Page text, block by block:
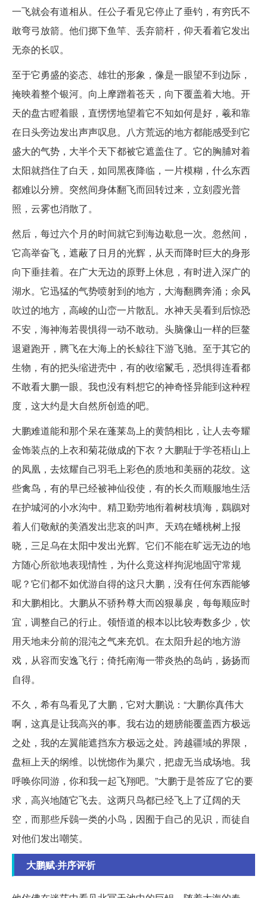
一飞就会有道相从。任公子看见它停止了垂钓，有穷氏不
敢弯弓放箭。他们掷下鱼竿、丢弃箭杆，仰天看着它发出
无奈的长叹。
至于它勇盛的姿态、雄壮的形象，像是一眼望不到边际，
掩映着整个银河。向上摩蹭着苍天，向下覆盖着大地。开
天的盘古瞪着眼，直愣愣地望着它不知如何是好，羲和靠
在日头旁边发出声声叹息。八方荒远的地方都能感受到它
盛大的气势，大半个天下都被它遮盖住了。它的胸脯对着
太阳就挡住了白天，如同黑夜降临，一片模糊，什么东西
都难以分辨。突然间身体翻飞而回转过来，立刻霞光普
照，云雾也消散了。
然后，每过六个月的时间就它到海边歇息一次。忽然间，
它高举奋飞，遮蔽了日月的光辉，从天而降时巨大的身形
向下垂挂着。在广大无边的原野上休息，有时进入深广的
湖水。它迅猛的气势喷射到的地方，大海翻腾奔涌；余风
吹过的地方，高峻的山峦一片散乱。水神天吴看到后惊恐
不安，海神海若畏惧得一动不敢动。头脑像山一样的巨鳌
退避跑开，腾飞在大海上的长鲸往下游飞驰。至于其它的
生物，有的把头缩进壳中，有的收缩鬣毛，恐惧得连看都
不敢看大鹏一眼。我也没有料想它的神奇怪异能到这种程
度，这大约是大自然所创造的吧。
大鹏难道能和那个呆在蓬莱岛上的黄鹄相比，让人去夸耀
金饰装点的上衣和菊花做成的下衣？大鹏耻于学苍梧山上
的凤凰，去炫耀自己羽毛上彩色的质地和美丽的花纹。这
些禽鸟，有的早已经被神仙役使，有的长久而顺服地生活
在护城河的小水沟中。精卫勤劳地衔着树枝填海，鶢鶋对
着人们敬献的美酒发出悲哀的叫声。天鸡在蟠桃树上报
晓，三足乌在太阳中发出光辉。它们不能在旷远无边的地
方随心所欲地表现情性，为什么竟这样拘泥地固守常规
呢？它们都不如优游自得的这只大鹏，没有任何东西能够
和大鹏相比。大鹏从不骄矜尊大而凶狠暴戾，每每顺应时
宜，调整自己的行止。领悟道的根本以比较寿数多少，饮
用天地未分前的混沌之气来充饥。在太阳升起的地方游
戏，从容而安逸飞行；倚托南海一带炎热的岛屿，扬扬而
自得。
不久，希有鸟看见了大鹏，它对大鹏说：“大鹏你真伟大
啊，这真是让我高兴的事。我右边的翅膀能覆盖西方极远
之处，我的左翼能遮挡东方极远之处。跨越疆域的界限，
盘桓上天的纲维。以恍惚作为巢穴，把虚无当成场地。我
呼唤你同游，你和我一起飞翔吧。”大鹏于是答应了它的要
求，高兴地随它飞去。这两只鸟都已经飞上了辽阔的天
空，而那些斥鷃一类的小鸟，因囿于自己的见识，而徒自
对他们发出嘲笑。
大鹏赋·并序评析